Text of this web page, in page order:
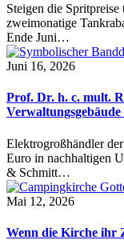
Steigen die
zweimonatige
Ende Juni…
Juni 16, 2026
Prof. Dr. h. c. mult.
Elektrogroßhändler
Euro in nachhaltigen
& Schmitt…
Mai 12, 2026
Wenn die Kirche ihr